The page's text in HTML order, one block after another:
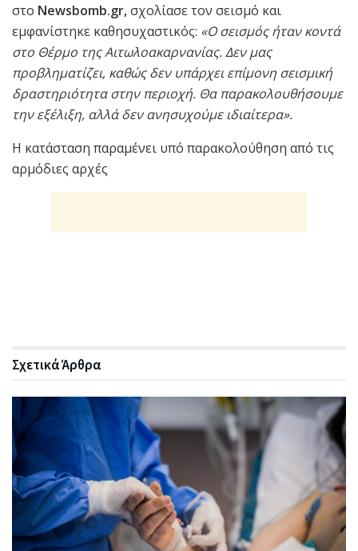
στο Newsbomb.gr,σχολίασε τον σεισμό και
εμφανίστηκε καθησυχαστικός: «Ο σεισμός ήταν κοντά
στο Θέρμο της Αιτωλοακαρνανίας. Δεν μας
προβληματίζει, καθώς δεν υπάρχει επίμονη σεισμική
δραστηριότητα στην περιοχή. Θα παρακολουθήσουμε
την εξέλιξη, αλλά δεν ανησυχούμε ιδιαίτερα».
Η κατάσταση παραμένει υπό παρακολούθηση από τις
αρμόδιες αρχές
ΣχετικάΆρθρα